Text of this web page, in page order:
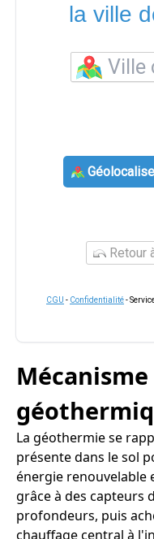
la ville
Retour
CGU - Confidentialité-
La géothermie se
présente dans le sol
énergie renouvelable
grâce à des capteurs
profondeurs, puis
chauffage central à